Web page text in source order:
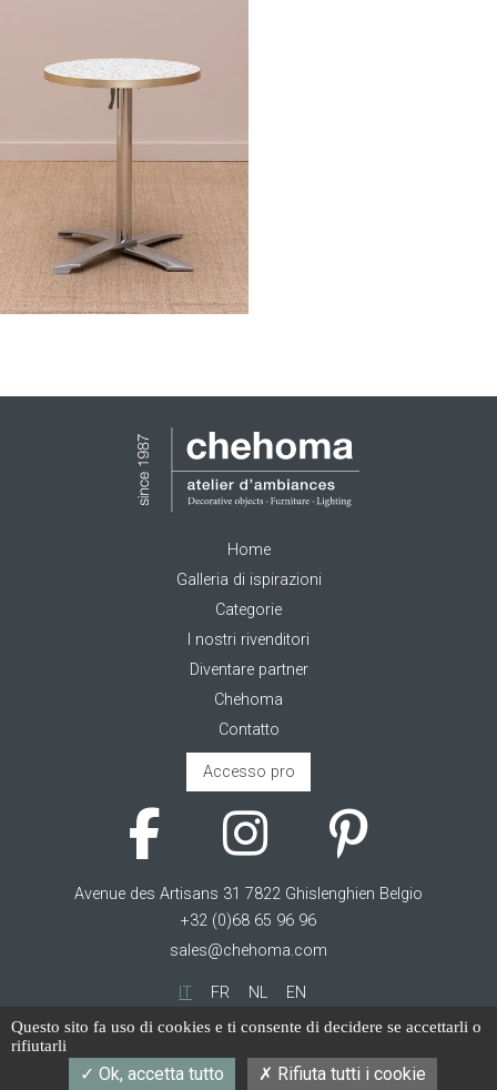
Home
Galleria di ispirazioni
Categorie
I nostri rivenditori
Diventare partner
Chehoma
Contatto
Accesso pro
Avenue des Artisans 31 7822 Ghislenghien Belgio
+32 (0)68 65 96 96
sales@chehoma.com
IT FR NL EN
Cookie management
Termini di servizio
Questo sito fa uso di cookies e ti consente di decidere se accettarli o
rifiutarli
Ok, accetta tutto Rifiuta tutti i cookie